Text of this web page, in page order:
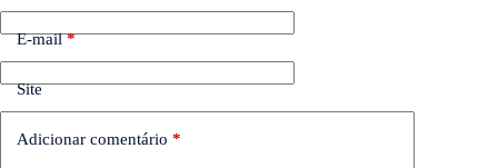
E-mail*
Site
Adicionar comentário *